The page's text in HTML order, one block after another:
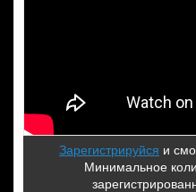
Зарегистрируйся и
Минимальное